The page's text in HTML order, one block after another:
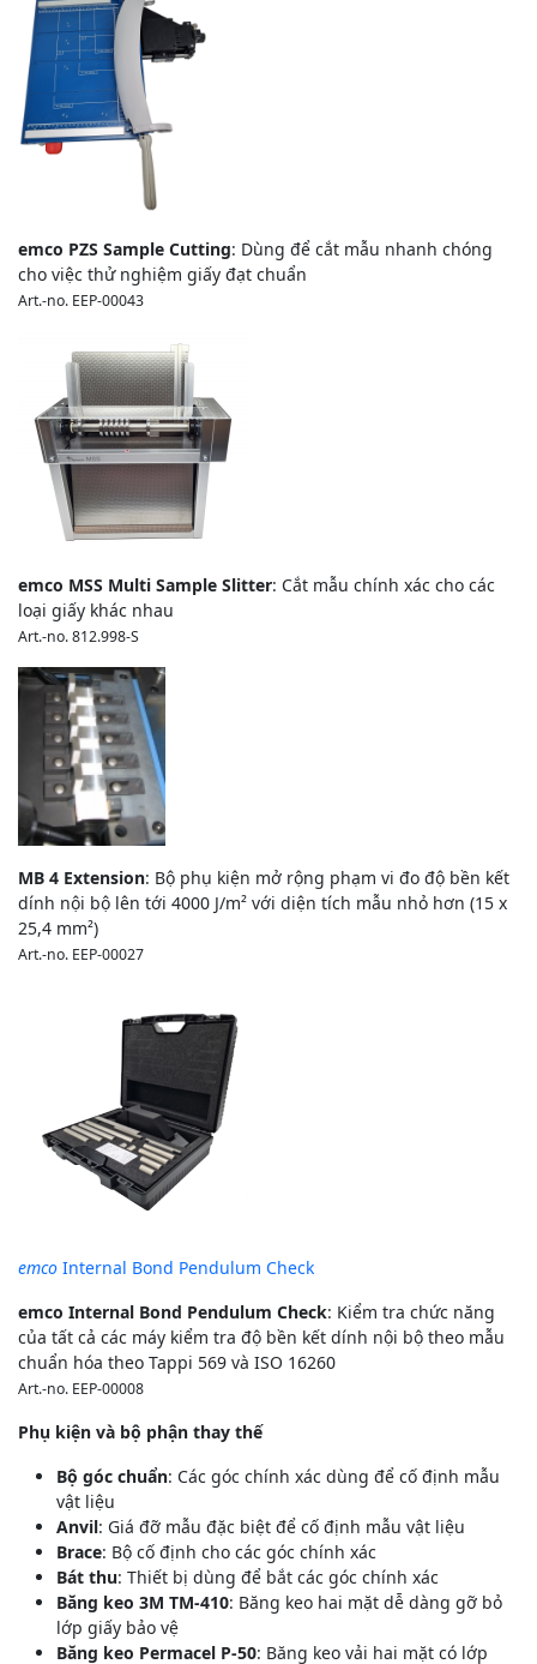
emco PZS Sample Cutting: Dùng để cắt mẫu nhanh chóng
cho việc thử nghiệm giấy đạt chuẩn
Art.-no. EEP-00043
emco MSS Multi Sample Slitter: Cắt mẫu chính xác cho các
loại giấy khác nhau
Art.-no. 812.998-S
MB 4 Extension: Bộ phụ kiện mở rộng phạm vi đo độ bền kết
dính nội bộ lên tới 4000 J/m² với diện tích mẫu nhỏ hơn (15 x
25,4 mm²)
Art.-no. EEP-00027
emco Internal Bond Pendulum Check
emco Internal Bond Pendulum Check: Kiểm tra chức năng
của tất cả các máy kiểm tra độ bền kết dính nội bộ theo mẫu
chuẩn hóa theo Tappi 569 và ISO 16260
Art.-no. EEP-00008
Phụ kiện và bộ phận thay thế
Bộ góc chuẩn: Các góc chính xác dùng để cố định mẫu
vật liệu
Anvil: Giá đỡ mẫu đặc biệt để cố định mẫu vật liệu
Brace: Bộ cố định cho các góc chính xác
Bát thu: Thiết bị dùng để bắt các góc chính xác
Băng keo 3M TM-410: Băng keo hai mặt dễ dàng gỡ bỏ
lớp giấy bảo vệ
Băng keo Permacel P-50: Băng keo vải hai mặt có lớp